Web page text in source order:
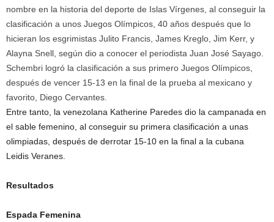
nombre en la historia del deporte de Islas Vírgenes, al conseguir la
clasificación a unos Juegos Olímpicos, 40 años después que lo
hicieran los esgrimistas Julito Francis, James Kreglo, Jim Kerr, y
Alayna Snell, según dio a conocer el periodista Juan José Sayago.
Schembri logró la clasificación a sus primero Juegos Olímpicos,
después de vencer 15-13 en la final de la prueba al mexicano y
favorito, Diego Cervantes.
Entre tanto, la venezolana Katherine Paredes dio la campanada en
el sable femenino, al conseguir su primera clasificación a unas
olimpiadas, después de derrotar 15-10 en la final a la cubana
Leidis Veranes.
Resultados
Espada Femenina